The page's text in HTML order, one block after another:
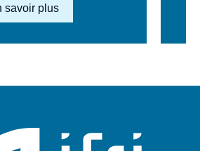
savoir plus
savoir plus